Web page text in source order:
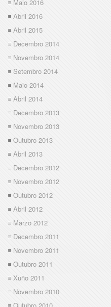
Maio 2016
Abril 2016
Abril 2015
Decembro 2014
Novembro 2014
Setembro 2014
Maio 2014
Abril 2014
Decembro 2013
Novembro 2013
Outubro 2013
Abril 2013
Decembro 2012
Novembro 2012
Outubro 2012
Abril 2012
Marzo 2012
Decembro 2011
Novembro 2011
Outubro 2011
Xuño 2011
Novembro 2010